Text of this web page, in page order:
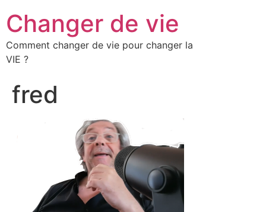
Changer de vie
Comment changer de vie pour changer la
VIE ?
fred